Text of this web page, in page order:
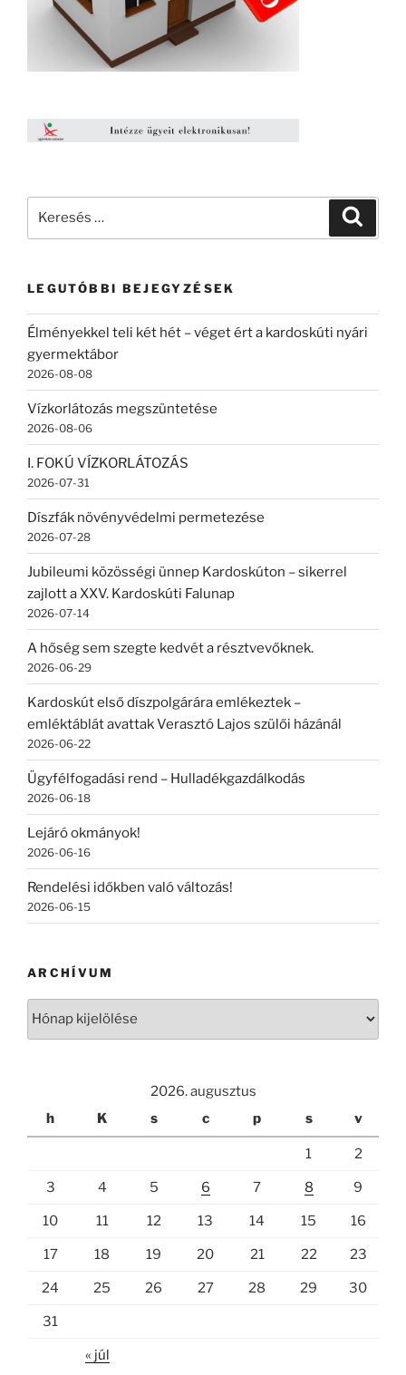
LEGUTÓBBI BEJEGYZÉSEK
Élményekkel teli két hét – véget ért a kardoskúti nyári
gyermektábor
2026-08-08
Vízkorlátozás megszüntetése
2026-08-06
I. FOKÚ VÍZKORLÁTOZÁS
2026-07-31
Díszfák növényvédelmi permetezése
2026-07-28
Jubileumi közösségi ünnep Kardoskúton – sikerrel
zajlott a XXV. Kardoskúti Falunap
2026-07-14
A hőség sem szegte kedvét a résztvevőknek.
2026-06-29
Kardoskút első díszpolgárára emlékeztek –
emléktáblát avattak Verasztó Lajos szülői házánál
2026-06-22
Ügyfélfogadási rend – Hulladékgazdálkodás
2026-06-18
Lejáró okmányok!
2026-06-16
Rendelési időkben való változás!
2026-06-15
ARCHÍVUM
2026. augusztus
h
K s c p s v
1 2
3 4 5 6 7 8 9
10 11 12 13 14 15 16
17 18 19 20 21 22 23
24 25 26 27 28 29 30
31
« júl